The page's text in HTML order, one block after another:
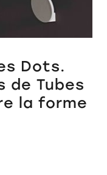
Dots.
de Tubes
la forme